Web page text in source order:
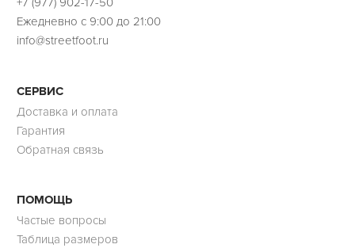
Ежедневно с 9:00 до 21:00
info@streetfoot.ru
СЕРВИС
Доставка и оплата
Гарантия
Обратная связь
ПОМОЩЬ
Частые вопросы
Таблица размеров